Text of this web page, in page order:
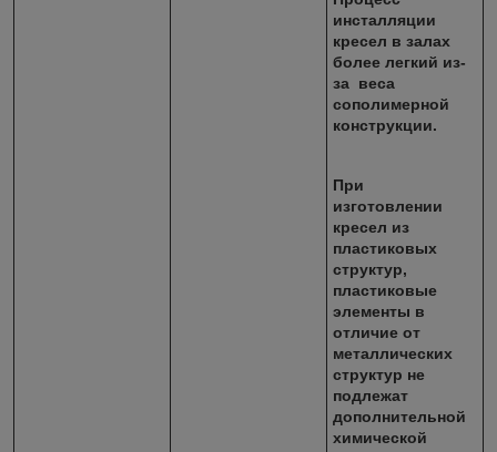
инсталляции
кресел в залах
более легкий из-
за веса
сополимерной
конструкции.
При
изготовлении
кресел из
пластиковых
структур,
пластиковые
элементы в
отличие от
металлических
структур не
подлежат
дополнительной
химической